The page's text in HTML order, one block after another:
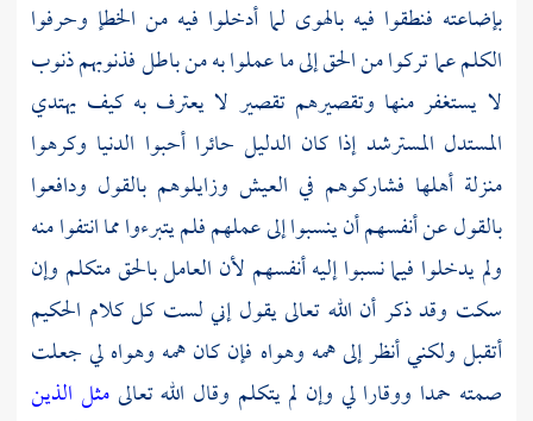
بإضاعته فنطقوا فيه بالهوى لما أدخلوا فيه من الخطإ وحرفوا
الكلم عما تركوا من الحق إلى ما عملوا به من باطل فذنوبهم ذنوب
لا يستغفر منها وتقصيرهم تقصير لا يعترف به كيف يهتدي
المستدل المسترشد إذا كان الدليل حائرا أحبوا الدنيا وكرهوا
منزلة أهلها فشاركوهم في العيش وزايلوهم بالقول ودافعوا
بالقول عن أنفسهم أن ينسبوا إلى عملهم فلم يتبرءوا مما انتفوا منه
ولم يدخلوا فيما نسبوا إليه أنفسهم لأن العامل بالحق متكلم وإن
سكت وقد ذكر أن الله تعالى يقول إني لست كل كلام الحكيم
أتقبل ولكني أنظر إلى همه وهواه فإن كان همه وهواه لي جعلت
صمته حمدا ووقارا لي وإن لم يتكلم وقال الله تعالىمثل الذين